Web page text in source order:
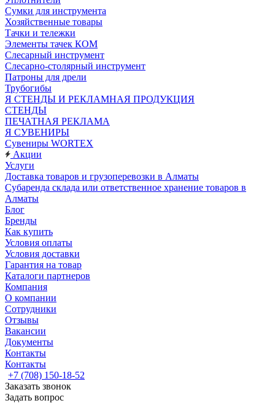
Сумки для инструмента
Хозяйственные товары
Тачки и тележки
Элементы тачек КОМ
Слесарный инструмент
Слесарно-столярный инструмент
Патроны для дрели
Трубогибы
Я СТЕНДЫ И РЕКЛАМНАЯ ПРОДУКЦИЯ
СТЕНДЫ
ПЕЧАТНАЯ РЕКЛАМА
Я СУВЕНИРЫ
Сувениры WORTEX
Акции
Услуги
Доставка товаров и грузоперевозки в Алматы
Субаренда склада или ответственное хранение товаров в
Алматы
Блог
Бренды
Как купить
Условия оплаты
Условия доставки
Гарантия на товар
Каталоги партнеров
Компания
О компании
Сотрудники
Отзывы
Вакансии
Документы
Контакты
Контакты
+7 (708) 150-18-52
Заказать звонок
Задать вопрос